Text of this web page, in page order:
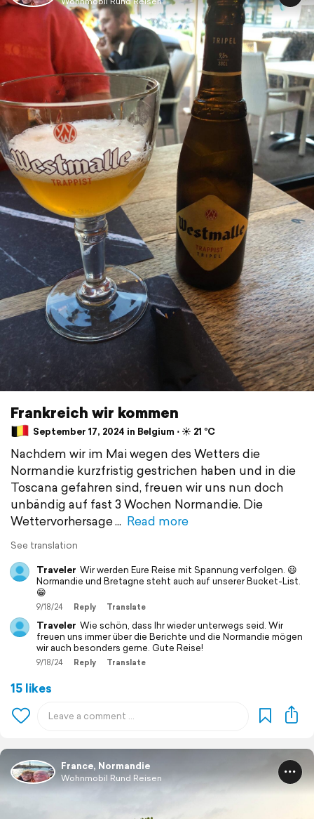
Frankreich wir kommen
September 17, 2024 in Belgium ⋅ ☀️ 21 °C
Nachdem wir im Mai wegen des Wetters die
Normandie kurzfristig gestrichen haben und in die
Toscana gefahren sind, freuen wir uns nun doch
unbändig auf fast 3 Wochen Normandie. Die
Wettervorhersage
Read more
See translation
Traveler Wir werden Eure Reise mit Spannung verfolgen. 😃
Normandie und Bretagne steht auch auf unserer Bucket-List.
😁
9/18/24 Reply Translate
Traveler Wie schön, dass Ihr wieder unterwegs seid. Wir
freuen uns immer über die Berichte und die Normandie mögen
wir auch besonders gerne. Gute Reise!
9/18/24 Reply Translate
15 likes
France, Normandie
Wohnmobil Rund Reisen